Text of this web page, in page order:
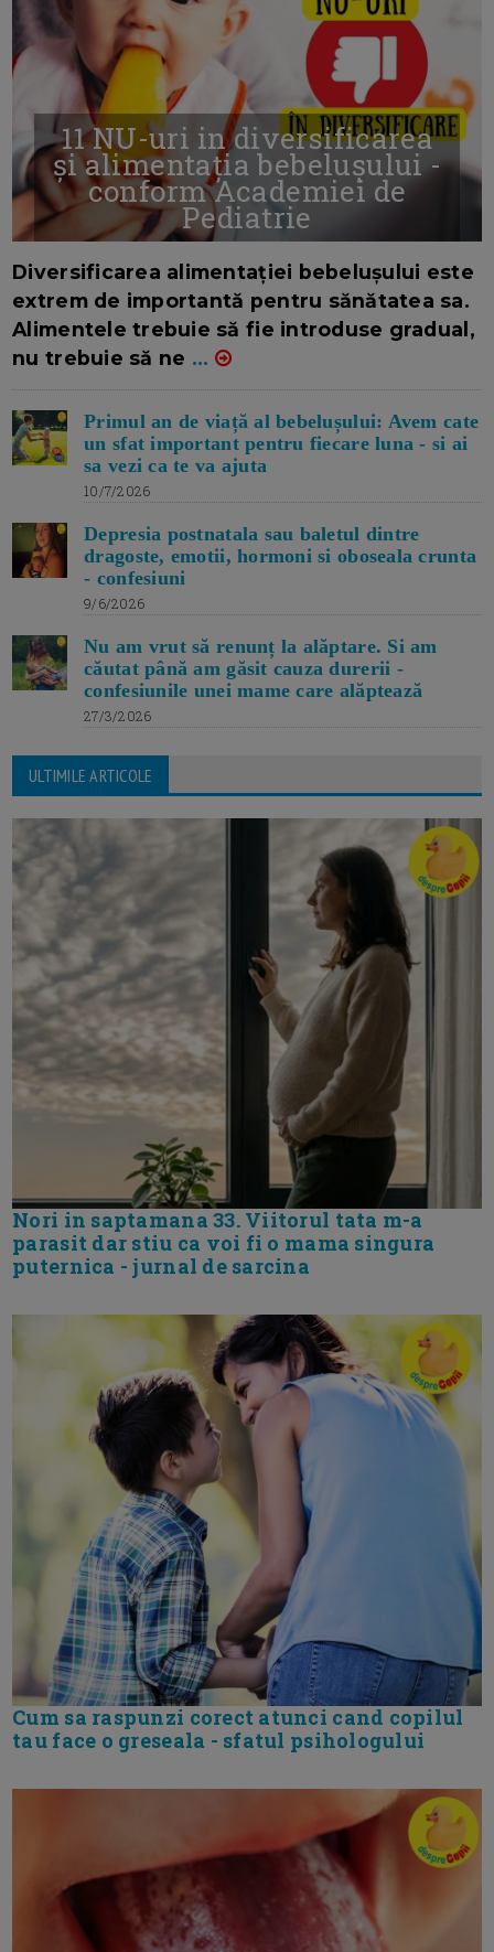
11 NU-uri in diversificarea
și alimentația bebelușului -
conform Academiei de
Pediatrie
Diversificarea alimentației bebelușului este
extrem de importantă pentru sănătatea sa.
Alimentele trebuie să fie introduse gradual,
nu trebuie să ne ...
Primul an de viață al bebelușului: Avem cate
un sfat important pentru fiecare luna - si ai
sa vezi ca te va ajuta
10/7/2026
Depresia postnatala sau baletul dintre
dragoste, emotii, hormoni si oboseala crunta
- confesiuni
9/6/2026
Nu am vrut să renunț la alăptare. Si am
căutat până am găsit cauza durerii -
confesiunile unei mame care alăptează
27/3/2026
ULTIMILE ARTICOLE
Nori in saptamana 33. Viitorul tata m-a
parasit dar stiu ca voi fi o mama singura
puternica - jurnal de sarcina
Cum sa raspunzi corect atunci cand copilul
tau face o greseala - sfatul psihologului